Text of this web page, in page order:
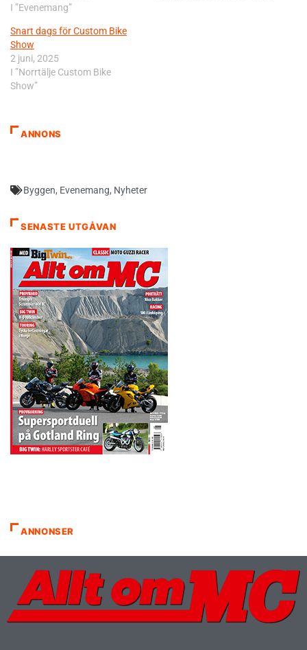
I ”Evenemang”
Snart dags för Custom Bike
Show
2 juni, 2025
I ”Norrtälje Custom Bike
Show”
ANNONS
Byggen, Evenemang, Nyheter
SENASTE UTGÅVAN
ANNONSER